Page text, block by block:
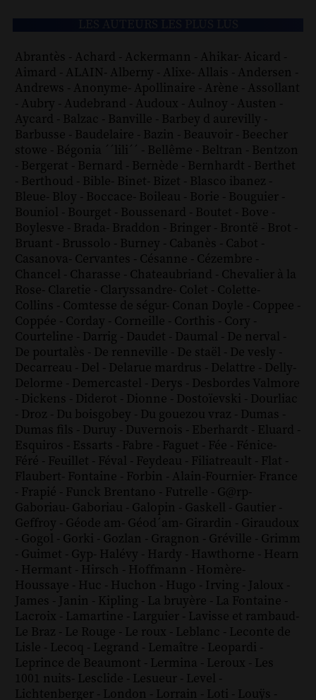
Abrantès - Achard - Ackermann - Ahikar- Aicard -
Aimard - ALAIN- Alberny - Alixe- Allais - Andersen -
Andrews - Anonyme- Apollinaire - Arène - Assollant
- Aubry - Audebrand - Audoux - Aulnoy - Austen -
Aycard - Balzac - Banville - Barbey d aurevilly -
Barbusse - Baudelaire - Bazin - Beauvoir - Beecher
stowe - Bégonia ´´lili´´ - Bellême - Beltran - Bentzon
- Bergerat - Bernard - Bernède - Bernhardt - Berthet
- Berthoud - Bible- Binet- Bizet - Blasco ibanez -
Bleue- Bloy - Boccace- Boileau - Borie - Bouguier -
Bouniol - Bourget - Boussenard - Boutet - Bove -
Boylesve - Brada- Braddon - Bringer - Brontë - Brot -
Bruant - Brussolo - Burney - Cabanès - Cabot -
Casanova- Cervantes - Césanne - Cézembre -
Chancel - Charasse - Chateaubriand - Chevalier à la
Rose- Claretie - Claryssandre- Colet - Colette-
Collins - Comtesse de ségur- Conan Doyle - Coppee -
Coppée - Corday - Corneille - Corthis - Cory -
Courteline - Darrig - Daudet - Daumal - De nerval -
De pourtalès - De renneville - De staël - De vesly -
Decarreau - Del - Delarue mardrus - Delattre - Delly-
Delorme - Demercastel - Derys - Desbordes Valmore
- Dickens - Diderot - Dionne - Dostoïevski - Dourliac
- Droz - Du boisgobey - Du gouezou vraz - Dumas -
Dumas fils - Duruy - Duvernois - Eberhardt - Eluard -
Esquiros - Essarts - Fabre - Faguet - Fée - Fénice-
Féré - Feuillet - Féval - Feydeau - Filiatreault - Flat -
Flaubert- Fontaine - Forbin - Alain-Fournier- France
- Frapié - Funck Brentano - Futrelle - G@rp-
Gaboriau- Gaboriau - Galopin - Gaskell - Gautier -
Geffroy - Géode am- Géod´am- Girardin - Giraudoux
- Gogol - Gorki - Gozlan - Gragnon - Gréville - Grimm
- Guimet - Gyp- Halévy - Hardy - Hawthorne - Hearn
- Hermant - Hirsch - Hoffmann - Homère-
Houssaye - Huc - Huchon - Hugo - Irving - Jaloux -
James - Janin - Kipling - La bruyère - La Fontaine -
Lacroix - Lamartine - Larguier - Lavisse et rambaud-
Le Braz - Le Rouge - Le roux - Leblanc - Leconte de
Lisle - Lecoq - Legrand - Lemaître - Leopardi -
Leprince de Beaumont - Lermina - Leroux - Les
1001 nuits- Lesclide - Lesueur - Level -
Lichtenberger - London - Lorrain - Loti - Louÿs -